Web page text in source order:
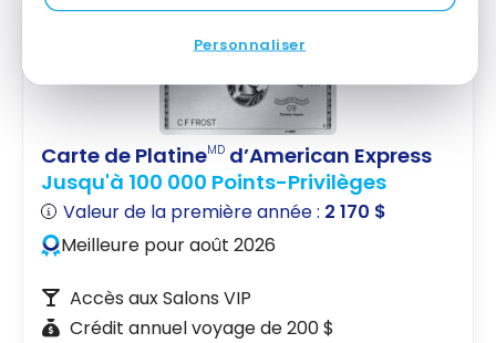
Personnaliser
Carte de PlatineMD d’American Express
Jusqu'à 100 000 Points-Privilèges
Valeur de la première année : 2 170 $
Meilleure pour août 2026
Accès aux Salons VIP
Crédit annuel voyage de 200 $